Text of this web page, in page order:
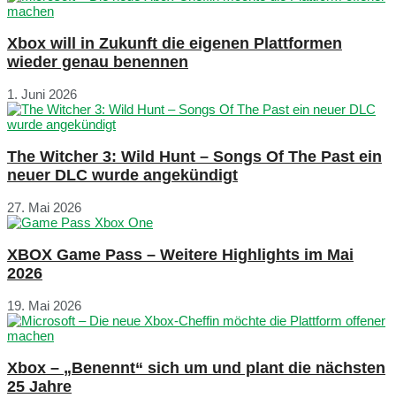
Xbox will in Zukunft die eigenen Plattformen
wieder genau benennen
1. Juni 2026
The Witcher 3: Wild Hunt – Songs Of The Past ein
neuer DLC wurde angekündigt
27. Mai 2026
XBOX Game Pass – Weitere Highlights im Mai
2026
19. Mai 2026
Xbox – „Benennt“ sich um und plant die nächsten
25 Jahre